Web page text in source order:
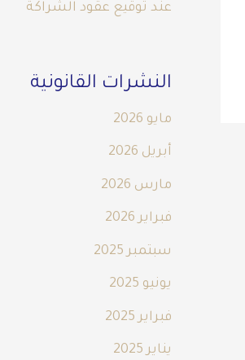
عند توقيع عقود الشراكة
النشرات القانونية
مايو 2026
أبريل 2026
مارس 2026
فبراير 2026
سبتمبر 2025
يونيو 2025
فبراير 2025
يناير 2025